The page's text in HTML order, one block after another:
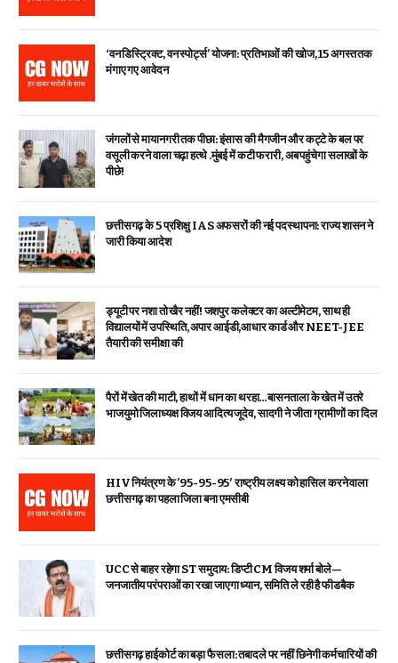
‘वन डिस्ट्रिक्ट, वन स्पोर्ट्स’ योजना: प्रतिभाओं की खोज, 15 अगस्त तक
मंगाए गए आवेदन
जंगलों से मायानगरी तक पीछा: इंसास की मैगजीन और कट्टे के बल पर
वसूली करने वाला चढ़ा हत्थे .मुंबई में कटी फरारी, अब पहुंचेगा सलाखों के
पीछे!
छत्तीसगढ़ के 5 प्रशिक्षु IAS अफसरों की नई पदस्थापना: राज्य शासन ने
जारी किया आदेश
ड्यूटी पर नशा तो खैर नहीं! जशपुर कलेक्टर का अल्टीमेटम, साथ ही
विद्यालयों में उपस्थिति, अपार आईडी,आधार कार्ड और NEET-JEE
तैयारी की समीक्षा की
पैरों में खेत की माटी, हाथों में धान का थरहा…बासनताला के खेत में उतरे
भाजयुमो जिलाध्यक्ष विजय आदित्य जूदेव, सादगी ने जीता ग्रामीणों का दिल
HIV नियंत्रण के ’95-95-95′ राष्ट्रीय लक्ष्य को हासिल करने वाला
छत्तीसगढ़ का पहला जिला बना एमसीबी
UCC से बाहर रहेगा ST समुदाय: डिप्टी CM विजय शर्मा बोले—
जनजातीय परंपराओं का रखा जाएगा ध्यान, समिति ले रही है फीडबैक
छत्तीसगढ़ हाईकोर्ट का बड़ा फैसला: तबादले पर नहीं छिनेगी कर्मचारियों की